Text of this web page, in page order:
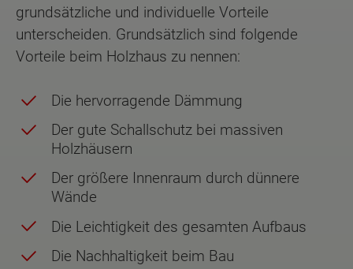
grundsätzliche und individuelle Vorteile
unterscheiden. Grundsätzlich sind folgende
Vorteile beim Holzhaus zu nennen:
Die hervorragende Dämmung
Der gute Schallschutz bei massiven
Holzhäusern
Der größere Innenraum durch dünnere
Wände
Die Leichtigkeit des gesamten Aufbaus
Die Nachhaltigkeit beim Bau